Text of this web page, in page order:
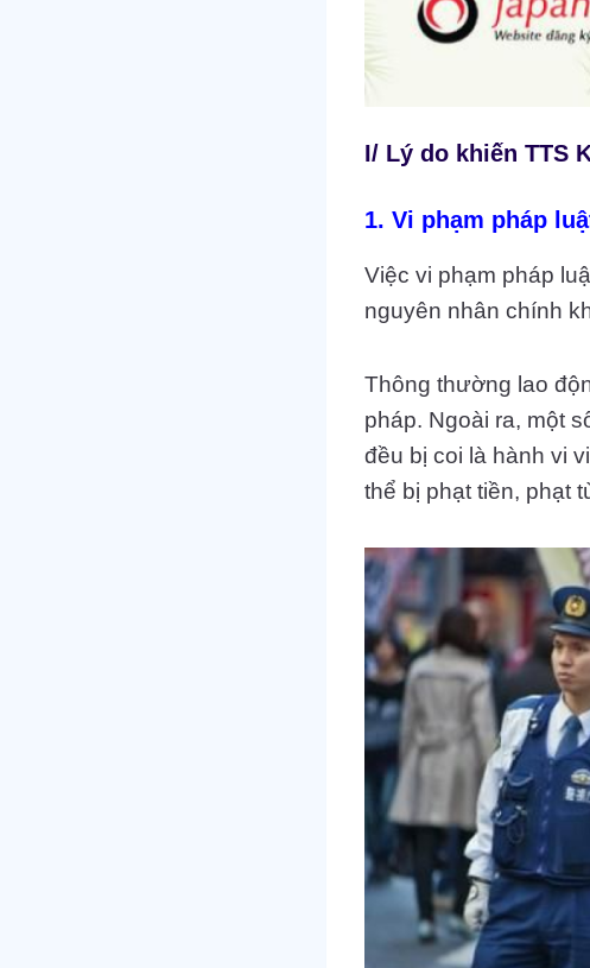
I/ Lý do khiến TTS
1. Vi phạm pháp
Việc vi phạm pháp
nguyên nhân chính
Thông thường lao
pháp. Ngoài ra, một
đều bị coi là hành vi
thể bị phạt tiền, phạt